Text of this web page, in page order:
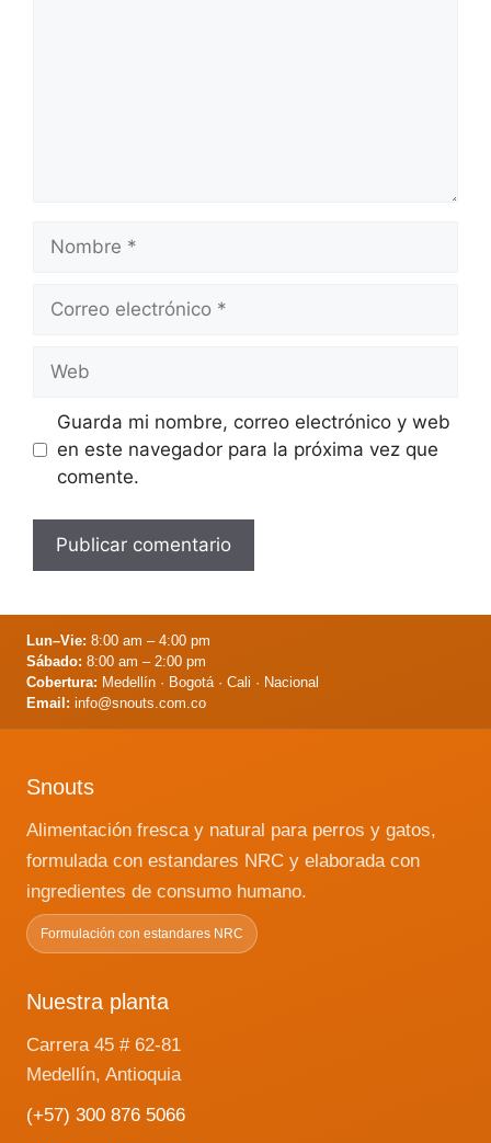
Nombre
Correo
Web
Guarda mi nombre, correo electrónico y web
en este navegador para la próxima vez que
comente.
Lun–Vie: 8:00 am – 4:00 pm
Sábado: 8:00 am – 2:00 pm
Cobertura: Medellín · Bogotá · Cali · Nacional
Email: info@snouts.com.co
Snouts
Alimentación fresca y natural para perros y gatos,
formulada con estandares NRC y elaborada con
ingredientes de consumo humano.
Formulación con estandares NRC
Nuestra planta
Carrera 45 # 62-81
Medellín, Antioquia
(+57) 300 876 5066